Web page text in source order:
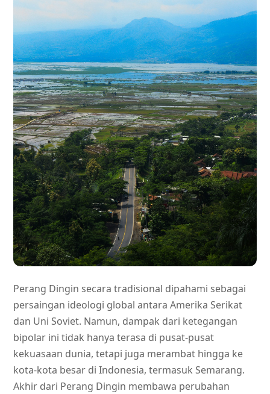
Perang Dingin secara tradisional dipahami sebagai
persaingan ideologi global antara Amerika Serikat
dan Uni Soviet. Namun, dampak dari ketegangan
bipolar ini tidak hanya terasa di pusat-pusat
kekuasaan dunia, tetapi juga merambat hingga ke
kota-kota besar di Indonesia, termasuk Semarang.
Akhir dari Perang Dingin membawa perubahan